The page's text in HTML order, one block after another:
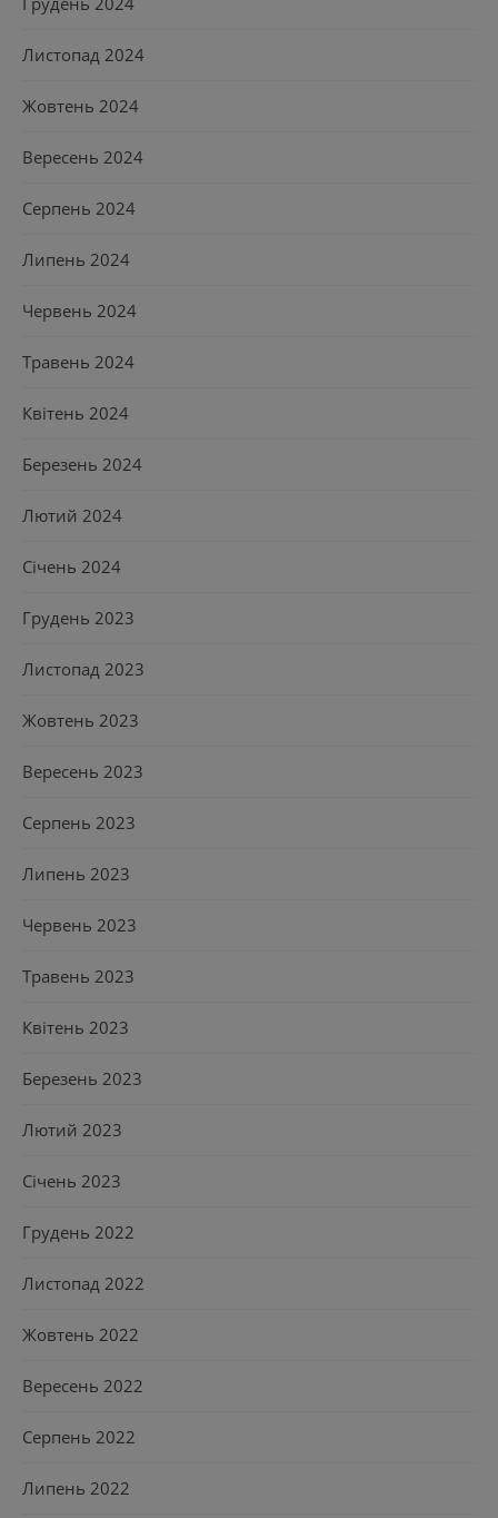
Листопад 2024
Жовтень 2024
Вересень 2024
Серпень 2024
Липень 2024
Червень 2024
Травень 2024
Квітень 2024
Березень 2024
Лютий 2024
Січень 2024
Грудень 2023
Листопад 2023
Жовтень 2023
Вересень 2023
Серпень 2023
Липень 2023
Червень 2023
Травень 2023
Квітень 2023
Березень 2023
Лютий 2023
Січень 2023
Грудень 2022
Листопад 2022
Жовтень 2022
Вересень 2022
Серпень 2022
Липень 2022